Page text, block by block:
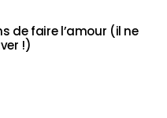
de faire l’amour (il ne
!)